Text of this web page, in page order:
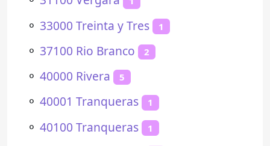
⚬ 33000 Treinta y Tres 1
⚬ 37100 Rio Branco 2
⚬ 40000 Rivera 5
⚬ 40001 Tranqueras 1
⚬ 40100 Tranqueras 1